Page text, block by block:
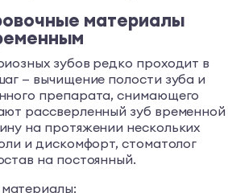
материалы
зубов редко проходит в
— вычищение полости зуба и
препарата, снимающего
рассверленный зуб временной
на протяжении нескольких
и дискомфорт, стоматолог
на постоянный.